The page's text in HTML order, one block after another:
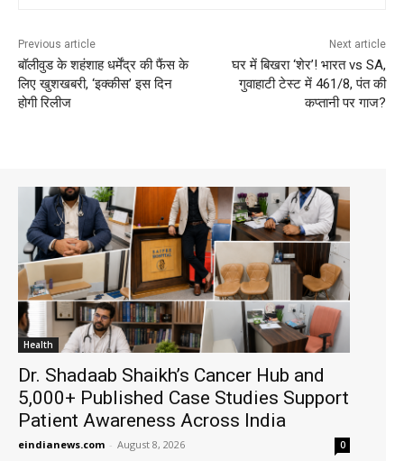
Previous article
बॉलीवुड के शहंशाह धर्मेंद्र की फैंस के
लिए खुशखबरी, ‘इक्कीस’ इस दिन
होगी रिलीज
Next article
घर में बिखरा ‘शेर’! भारत vs SA,
गुवाहाटी टेस्ट में 461/8, पंत की
कप्तानी पर गाज?
Health
Dr. Shadaab Shaikh’s Cancer Hub and
5,000+ Published Case Studies Support
Patient Awareness Across India
eindianews.com - August 8, 2026 0